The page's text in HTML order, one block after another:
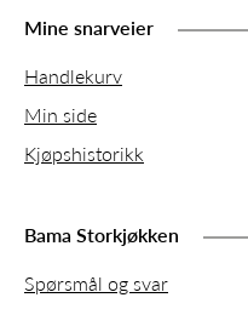
Mine snarveier
Handlekurv
Min side
Kjøpshistorikk
Bama Storkjøkken
Spørsmål og svar